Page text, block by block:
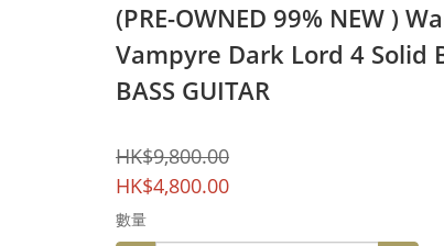
(PRE-OWNED 99% NEW )
Vampyre Dark Lord 4 Solid
BASS GUITAR
HK$9,800.00
HK$4,800.00
數量